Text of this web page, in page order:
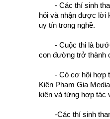
- Các thí sinh
hỏi và nhận được lời
uy tín trong nghề.
- Cuộc thi là
con đường trở thành
- Có cơ hội hợp
Kiện Phạm Gia
kiện và từng hợp tác
	-
Các thí sinh